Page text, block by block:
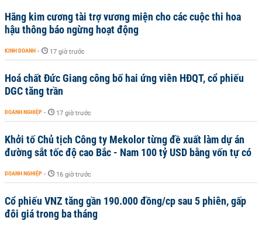
Hãng kim cương tài trợ vương miện cho các cuộc thi hoa
hậu thông báo ngừng hoạt động
KINH DOANH - 17 giờ trước
Hoá chất Đức Giang công bố hai ứng viên HĐQT, cổ phiếu
DGC tăng trần
DOANH NGHIỆP - 17 giờ trước
Khởi tố Chủ tịch Công ty Mekolor từng đề xuất làm dự án
đường sắt tốc độ cao Bắc - Nam 100 tỷ USD bằng vốn tự có
DOANH NGHIỆP - 16 giờ trước
Cổ phiếu VNZ tăng gần 190.000 đồng/cp sau 5 phiên, gấp
đôi giá trong ba tháng